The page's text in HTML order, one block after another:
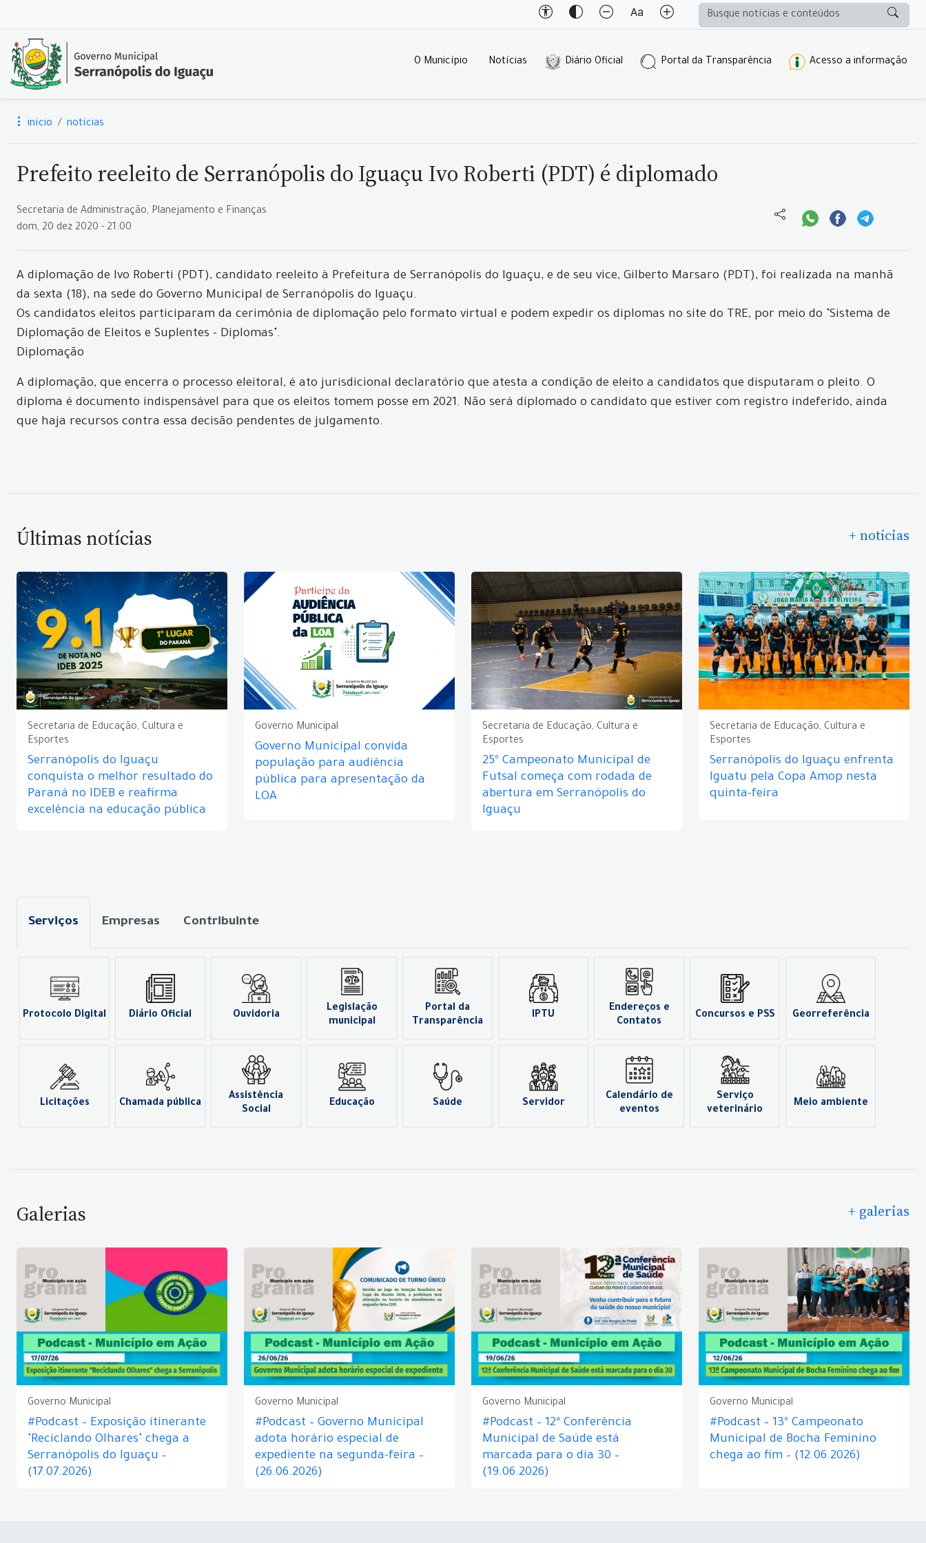
O Município Notícias Diário Oficial Portal da Transparência Acesso a informação
início notícias
Prefeito reeleito de Serranópolis do Iguaçu Ivo Roberti (PDT) é diplomado
Secretaria de Administração, Planejamento e Finanças
dom, 20 dez 2020 - 21:00
A diplomação de Ivo Roberti (PDT), candidato reeleito à Prefeitura de Serranópolis do Iguaçu, e de seu vice, Gilberto Marsaro (PDT), foi realizada na manhã
da sexta (18), na sede do Governo Municipal de Serranópolis do Iguaçu.
Os candidatos eleitos participaram da cerimônia de diplomação pelo formato virtual e podem expedir os diplomas no site do TRE, por meio do "Sistema de
Diplomação de Eleitos e Suplentes - Diplomas".
Diplomação
A diplomação, que encerra o processo eleitoral, é ato jurisdicional declaratório que atesta a condição de eleito a candidatos que disputaram o pleito. O
diploma é documento indispensável para que os eleitos tomem posse em 2021. Não será diplomado o candidato que estiver com registro indeferido, ainda
que haja recursos contra essa decisão pendentes de julgamento.
Últimas notícias + notícias
Secretaria de Educação, Cultura e
Esportes
Serranópolis do Iguaçu
conquista o melhor resultado do
Paraná no IDEB e reafirma
excelência na educação pública
Governo Municipal
Governo Municipal convida
população para audiência
pública para apresentação da
LOA
Secretaria de Educação, Cultura e
Esportes
25º Campeonato Municipal de
Futsal começa com rodada de
abertura em Serranópolis do
Iguaçu
Secretaria de Educação, Cultura e
Esportes
Serranópolis do Iguaçu enfrenta
Iguatu pela Copa Amop nesta
quinta-feira
Serviços Empresas Contribuinte
Protocolo Digital Diário Oficial Ouvidoria
Legislação
municipal
Portal da
Transparência
IPTU
Endereços e
Contatos
Concursos e PSS Georreferência
Licitações Chamada pública
Assistência
Social
Educação Saúde Servidor
Calendário de
eventos
Serviço
veterinário
Meio ambiente
Galerias + galerias
Governo Municipal
#Podcast – Exposição itinerante
"Reciclando Olhares" chega a
Serranópolis do Iguaçu –
(17.07.2026)
Governo Municipal
#Podcast – Governo Municipal
adota horário especial de
expediente na segunda-feira –
(26.06.2026)
Governo Municipal
#Podcast – 12ª Conferência
Municipal de Saúde está
marcada para o dia 30 –
(19.06.2026)
Governo Municipal
#Podcast – 13º Campeonato
Municipal de Bocha Feminino
chega ao fim – (12.06.2026)